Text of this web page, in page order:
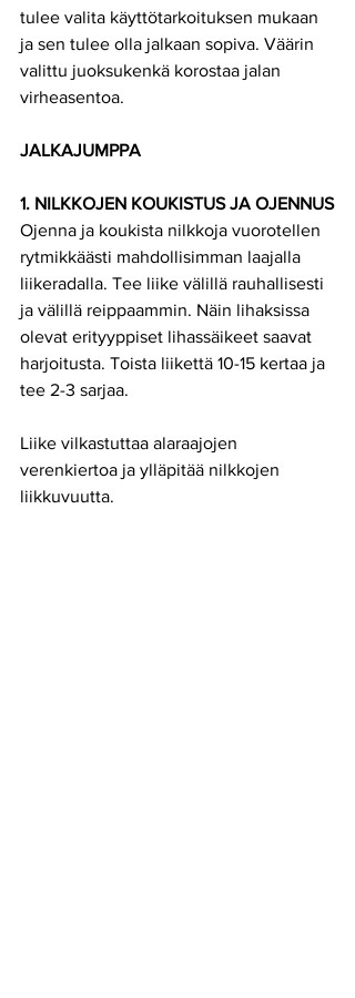
tulee valita käyttötarkoituksen mukaan
ja sen tulee olla jalkaan sopiva. Väärin
valittu juoksukenkä korostaa jalan
virheasentoa.
JALKAJUMPPA
1. NILKKOJEN KOUKISTUS JA OJENNUS
Ojenna ja koukista nilkkoja vuorotellen
rytmikkäästi mahdollisimman laajalla
liikeradalla. Tee liike välillä rauhallisesti
ja välillä reippaammin. Näin lihaksissa
olevat erityyppiset lihassäikeet saavat
harjoitusta. Toista liikettä 10-15 kertaa ja
tee 2-3 sarjaa.
Liike vilkastuttaa alaraajojen
verenkiertoa ja ylläpitää nilkkojen
liikkuvuutta.